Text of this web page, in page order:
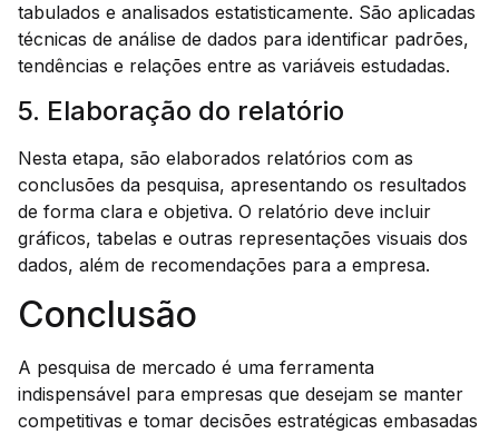
tabulados e analisados estatisticamente. São aplicadas
técnicas de análise de dados para identificar padrões,
tendências e relações entre as variáveis estudadas.
5. Elaboração do relatório
Nesta etapa, são elaborados relatórios com as
conclusões da pesquisa, apresentando os resultados
de forma clara e objetiva. O relatório deve incluir
gráficos, tabelas e outras representações visuais dos
dados, além de recomendações para a empresa.
Conclusão
A pesquisa de mercado é uma ferramenta
indispensável para empresas que desejam se manter
competitivas e tomar decisões estratégicas embasadas